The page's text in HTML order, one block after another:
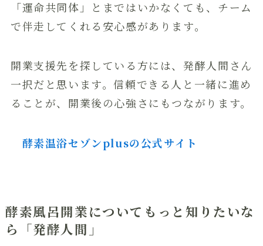
「運命共同体」とまではいかなくても、チーム
で伴走してくれる安心感があります。
開業支援先を探している方には、発酵人間さん
一択だと思います。信頼できる人と一緒に進め
ることが、開業後の心強さにもつながります。
酵素温浴セゾンplusの公式サイト
酵素風呂開業についてもっと知りたいな
ら「発酵人間」